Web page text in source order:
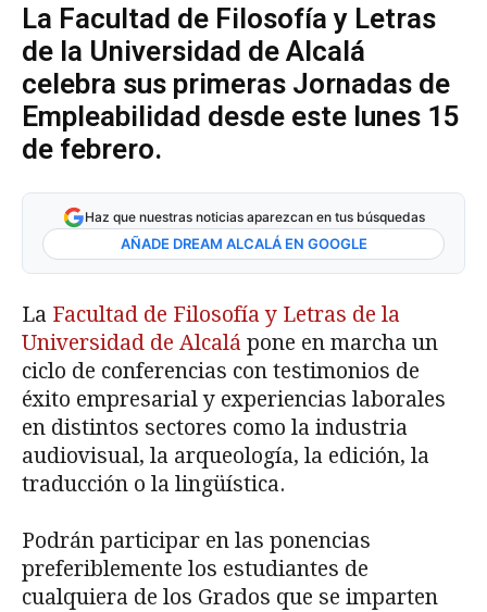
La Facultad de Filosofía y Letras
de la Universidad de Alcalá
celebra sus primeras Jornadas de
Empleabilidad desde este lunes 15
de febrero.
Haz que nuestras noticias aparezcan en tus búsquedas
AÑADE DREAM ALCALÁ EN GOOGLE
La Facultad de Filosofía y Letras de la
Universidad de Alcalá pone en marcha un
ciclo de conferencias con testimonios de
éxito empresarial y experiencias laborales
en distintos sectores como la industria
audiovisual, la arqueología, la edición, la
traducción o la lingüística.
Podrán participar en las ponencias
preferiblemente los estudiantes de
cualquiera de los Grados que se imparten